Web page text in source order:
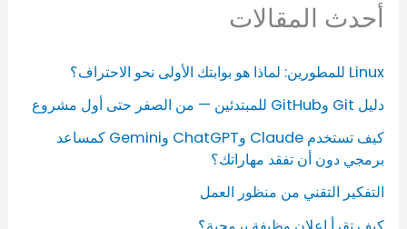
أحدث المقالات
Linux للمطورين: لماذا هو بوابتك الأولى نحو الاحتراف؟
دليل Git وGitHub للمبتدئين — من الصفر حتى أول مشروع
كيف تستخدم Claude وChatGPT وGemini كمساعد
برمجي دون أن تفقد مهاراتك؟
التفكير التقني من منظور العمل